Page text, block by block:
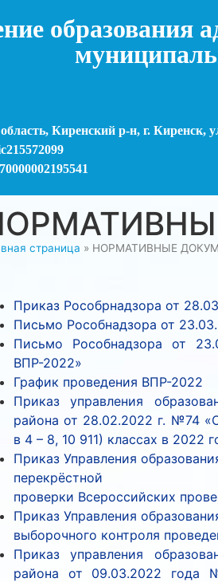
образования
Киренский р-н, г.
страница » НОРМАТИВНЫЕ
Приказ Рособрнадзора от
Письмо Рособнадзора от
Письмо Рособнадзора от
ВПР-2022»
График проведения ВПР-2022
Приказ управления
района от 28.02.2022 г. №74
в 4 – 8, 10 911) классах в 2022
Приказ Управления
перекрёстной
проверки Всероссийских
Приказ Управления
выборочного контроля
Приказ управления
района от 09.03.2022 года